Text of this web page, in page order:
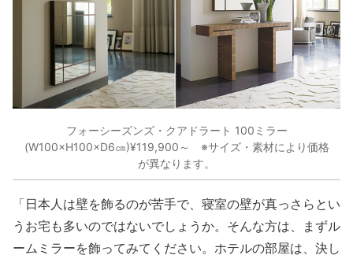
フォーシーズンズ・クアドラート 100ミラー
(W100×H100×D6㎝)¥119,900～ ※サイズ・素材により価格
が異なります。
「日本人は壁を飾るのが苦手で、寝室の壁が真っさらとい
うお宅も多いのではないでしょうか。そんな方は、まずル
ームミラーを飾ってみてください。ホテルの部屋は、決し